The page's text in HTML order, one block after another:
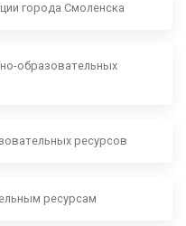
города Смоленска
образовательных
ресурсов
ресурсам